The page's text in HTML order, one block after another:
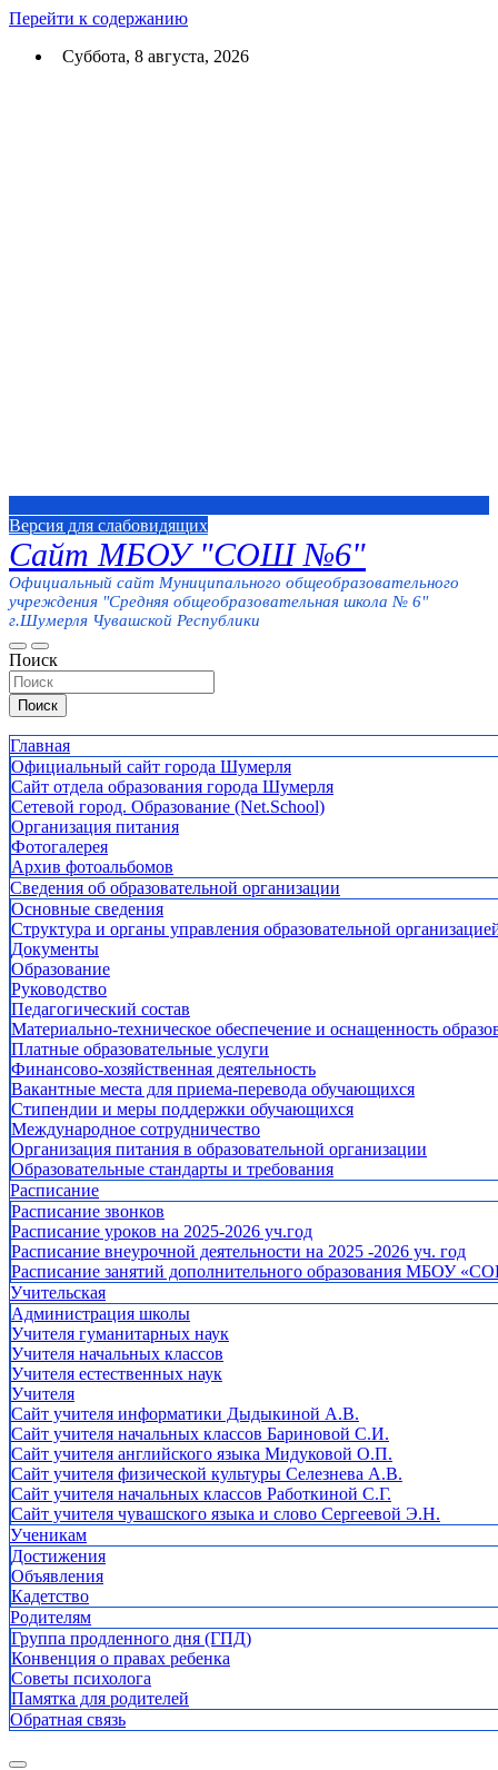
Перейти к содержанию
Суббота, 8 августа, 2026
Версия для слабовидящих
Сайт МБОУ "СОШ №6"
Официальный сайт Муниципального общеобразовательного
учреждения "Средняя общеобразовательная школа № 6"
г.Шумерля Чувашской Республики
Поиск
Поиск
Главная
Официальный сайт города Шумерля
Сайт отдела образования города Шумерля
Сетевой город. Образование (Net.School)
Организация питания
Фотогалерея
Архив фотоальбомов
Сведения об образовательной организации
Основные сведения
Структура и органы управления образовательной
Документы
Образование
Руководство
Педагогический состав
Материально-техническое обеспечение и оснащенность
Платные образовательные услуги
Финансово-хозяйственная деятельность
Вакантные места для приема-перевода обучающихся
Стипендии и меры поддержки обучающихся
Международное сотрудничество
Организация питания в образовательной организации
Образовательные стандарты и требования
Расписание
Расписание звонков
Расписание уроков на 2025-2026 уч.год
Расписание внеурочной деятельности на 2025 -2026 уч. год
Расписание занятий дополнительного образования МБОУ
Учительская
Администрация школы
Учителя гуманитарных наук
Учителя начальных классов
Учителя естественных наук
Учителя
Cайт учителя информатики Дыдыкиной А.В.
Сайт учителя начальных классов Бариновой С.И.
Сайт учителя английского языка Мидуковой О.П.
Сайт учителя физической культуры Селезнева А.В.
Сайт учителя начальных классов Работкиной С.Г.
Сайт учителя чувашского языка и слово Сергеевой Э.Н.
Ученикам
Достижения
Объявления
Кадетство
Родителям
Группа продленного дня (ГПД)
Конвенция о правах ребенка
Советы психолога
Памятка для родителей
Обратная связь